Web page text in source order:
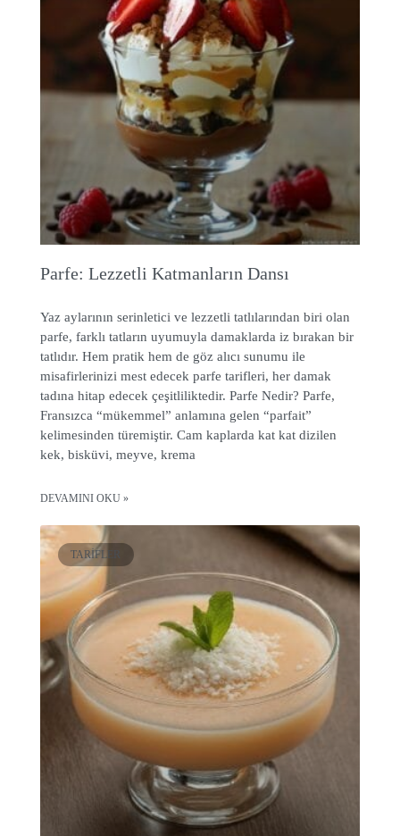
Parfe: Lezzetli Katmanların Dansı
Yaz aylarının serinletici ve lezzetli tatlılarından biri olan
parfe, farklı tatların uyumuyla damaklarda iz bırakan bir
tatlıdır. Hem pratik hem de göz alıcı sunumu ile
misafirlerinizi mest edecek parfe tarifleri, her damak
tadına hitap edecek çeşitliliktedir. Parfe Nedir? Parfe,
Fransızca “mükemmel” anlamına gelen “parfait”
kelimesinden türemiştir. Cam kaplarda kat kat dizilen
kek, bisküvi, meyve, krema
DEVAMINI OKU »
TARIFLER